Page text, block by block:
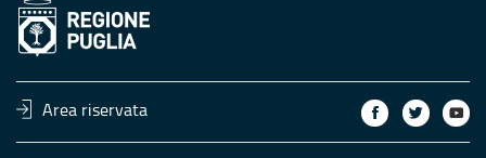
Area riservata